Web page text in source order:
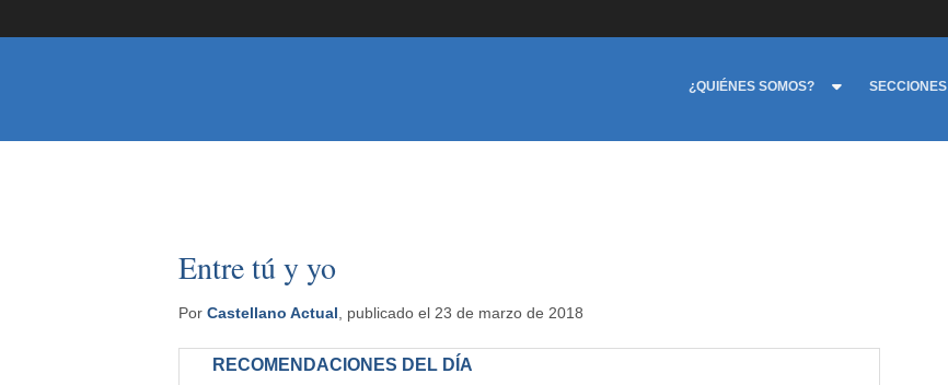
¿QUIÉNES SOMOS? SECCIONES
Entre tú y yo
Por Castellano Actual , publicado el 23 de marzo de 2018
RECOMENDACIONES DEL DÍA